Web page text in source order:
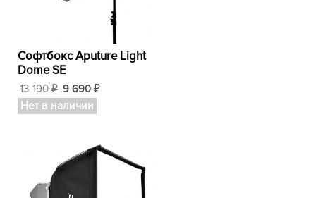
Софтбокс Aputure Light
Dome SE
13 190₽ 9 690 ₽
Нет в наличии